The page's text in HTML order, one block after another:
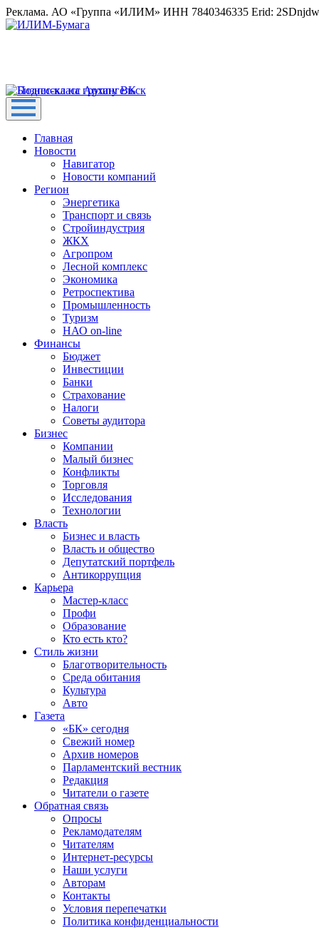
Реклама. АО «Группа «ИЛИМ» ИНН 7840346335 Erid:
Главная
Новости
Навигатор
Новости компаний
Регион
Энергетика
Транспорт и связь
Стройиндустрия
ЖКХ
Агропром
Лесной комплекс
Экономика
Ретроспектива
Промышленность
Туризм
НАО on-line
Финансы
Бюджет
Инвестиции
Банки
Страхование
Налоги
Советы аудитора
Бизнес
Компании
Малый бизнес
Конфликты
Торговля
Исследования
Технологии
Власть
Бизнес и власть
Власть и общество
Депутатский портфель
Антикоррупция
Карьера
Мастер-класс
Профи
Образование
Кто есть кто?
Стиль жизни
Благотворительность
Среда обитания
Культура
Авто
Газета
«БК» сегодня
Свежий номер
Архив номеров
Парламентский вестник
Редакция
Читатели о газете
Обратная связь
Опросы
Рекламодателям
Читателям
Интернет-ресурсы
Наши услуги
Авторам
Контакты
Условия перепечатки
Политика конфиденциальности